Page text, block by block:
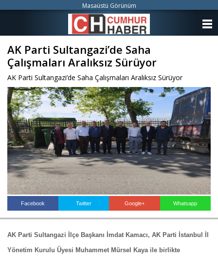
AK Parti Sultangazi’de Saha
Çalışmaları Aralıksız Sürüyor
AK Parti Sultangazi’de Saha Çalışmaları Aralıksız Sürüyor
Facebook Twitter Google+ Whatsapp
AK Parti Sultangazi İlçe Başkanı İmdat Kamacı, AK Parti İstanbul İl
Yönetim Kurulu Üyesi Muhammet Mürsel Kaya ile birlikte
Masaüstü Görünüm
ANKETLER
FOTO GALERİ
VİDEO GALERİ
KÜNYE
İLETİŞİM
Haberin Doğru Adresi.